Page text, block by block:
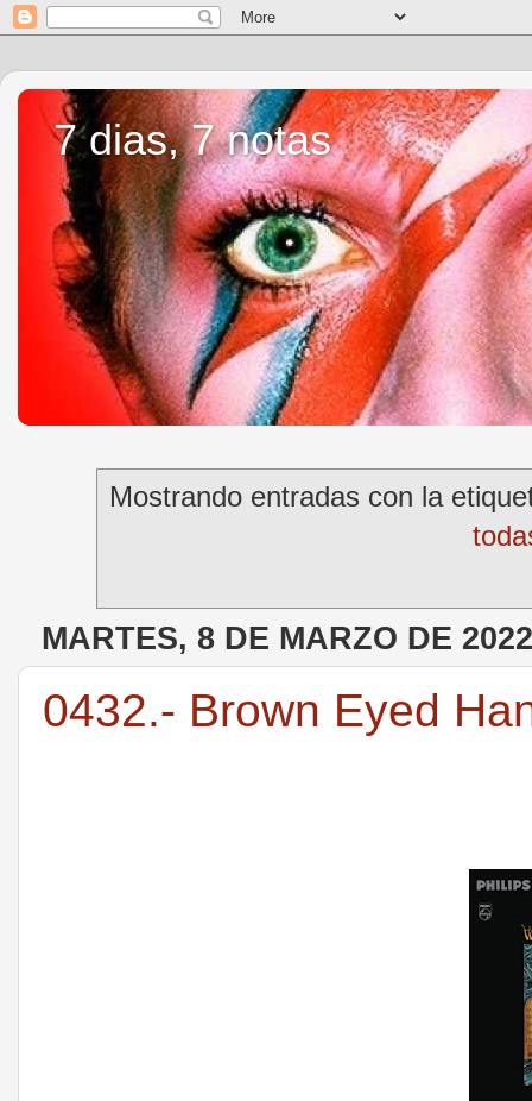
7 dias, 7 notas
Mostrando entradas con la
MARTES, 8 DE MARZO DE 2022
0432.- Brown Eyed